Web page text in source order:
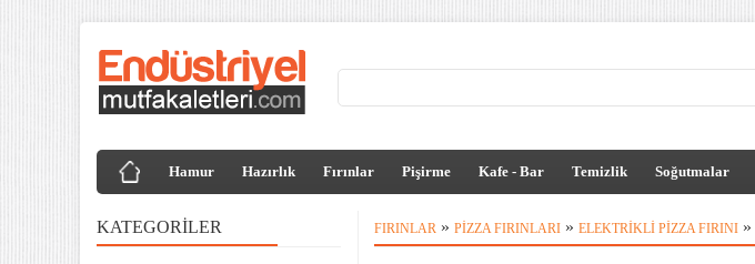
Hamur Hazırlık Fırınlar Pişirme Kafe - Bar Temizlik Soğutmalar
KATEGORILER FIRINLAR » PIZZA FIRINLARI » ELEKTRIKLI PIZZA FIRINI »